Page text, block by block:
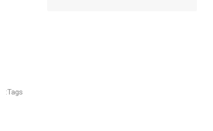
Tags: